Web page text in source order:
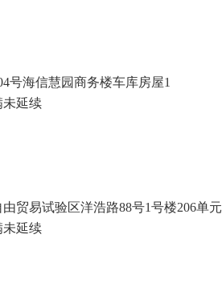
号海信慧园商务楼车库房屋1
未延续
贸易试验区洋浩路88号1号楼206单元
未延续